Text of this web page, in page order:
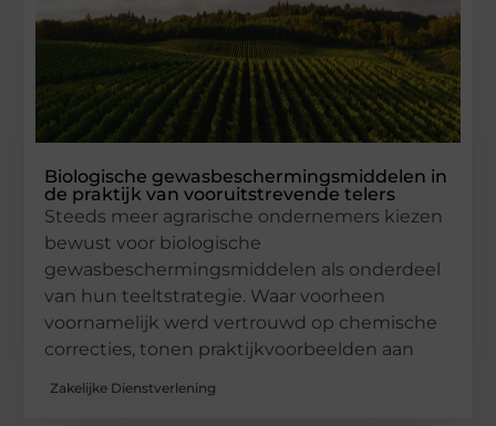
Biologische gewasbeschermingsmiddelen in
de praktijk van vooruitstrevende telers
Steeds meer agrarische ondernemers kiezen
bewust voor biologische
gewasbeschermingsmiddelen als onderdeel
van hun teeltstrategie. Waar voorheen
voornamelijk werd vertrouwd op chemische
correcties, tonen praktijkvoorbeelden aan
Zakelijke Dienstverlening